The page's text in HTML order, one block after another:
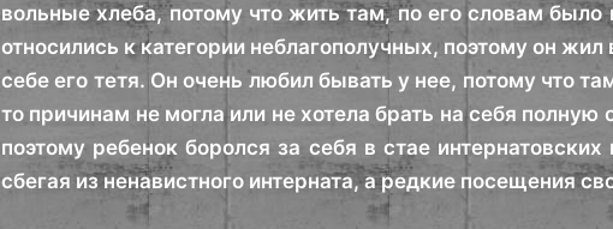
вольные хлеба, потому что жить там, по его словам
относились к категории неблагополучных, поэтому он
себе его тетя. Он очень любил бывать у нее, потому что
то причинам не могла или не хотела брать на себя полную
поэтому ребенок боролся за себя в стае
сбегая из ненавистного интерната, а редкие посещения